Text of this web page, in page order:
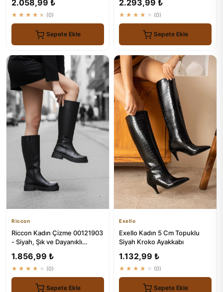
2.058,99 ₺
★★★★★ (0)
Sepete Ekle
2.293,99 ₺
★★★★★ (0)
Sepete Ekle
Riccon
Riccon Kadın Çizme 00121903
- Siyah, Şık ve Dayanıklı
1.856,99 ₺
★★★★★ (0)
Sepete Ekle
Exello
Exello Kadın 5 Cm Topuklu
Siyah Kroko Ayakkabı
1.132,99 ₺
★★★★★ (0)
Sepete Ekle